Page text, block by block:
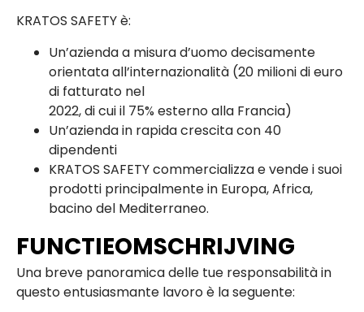
KRATOS SAFETY è:
Un’azienda a misura d’uomo decisamente
orientata all’internazionalità (20 milioni di euro
di fatturato nel
2022, di cui il 75% esterno alla Francia)
Un’azienda in rapida crescita con 40
dipendenti
KRATOS SAFETY commercializza e vende i suoi
prodotti principalmente in Europa, Africa,
bacino del Mediterraneo.
FUNCTIEOMSCHRIJVING
Una breve panoramica delle tue responsabilità in
questo entusiasmante lavoro è la seguente: